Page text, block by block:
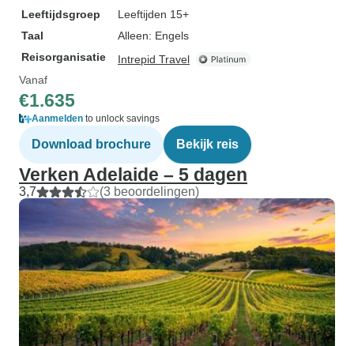
Leeftijdsgroep
Leeftijden 15+
Taal
Alleen: Engels
Reisorganisatie
Intrepid Travel
Vanaf
€1.635
Aanmelden to unlock savings
Download brochure Bekijk reis
Verken Adelaide – 5 dagen
3,7 (3 beoordelingen)